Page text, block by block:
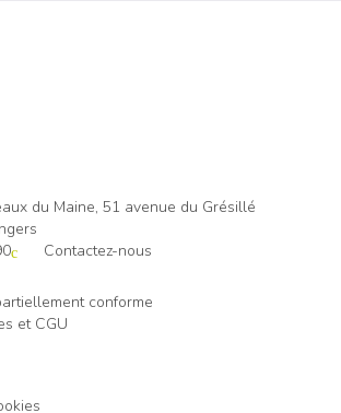
du Maine, 51 avenue du Grésillé
Contactez-nous
conforme
et CGU